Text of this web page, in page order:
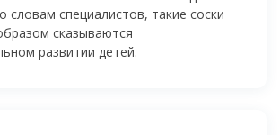
словам специалистов, такие соски
сказываются
развитии детей.